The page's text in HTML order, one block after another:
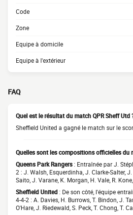
Code
Zone
Equipe à domicile
Equipe à l'extérieur
FAQ
Quel est le résultat du match QPR Sheff Utd
Sheffield United a gagné le match sur le
Quelles sont les compositions officielles du
Queens Park Rangers: Entraînée par J.
2 : J. Walsh, Esquerdinha, J. Clarke-Salter, J.
Saito, J. Varane, K. Morgan, H. Vale, R.
Sheffield United : De son côté, l'équipe
4-4-2 : A. Davies, H. Burrows, T. Bindon, J.
O'Hare, J. Riedewald, S. Peck, T. Chong, T.